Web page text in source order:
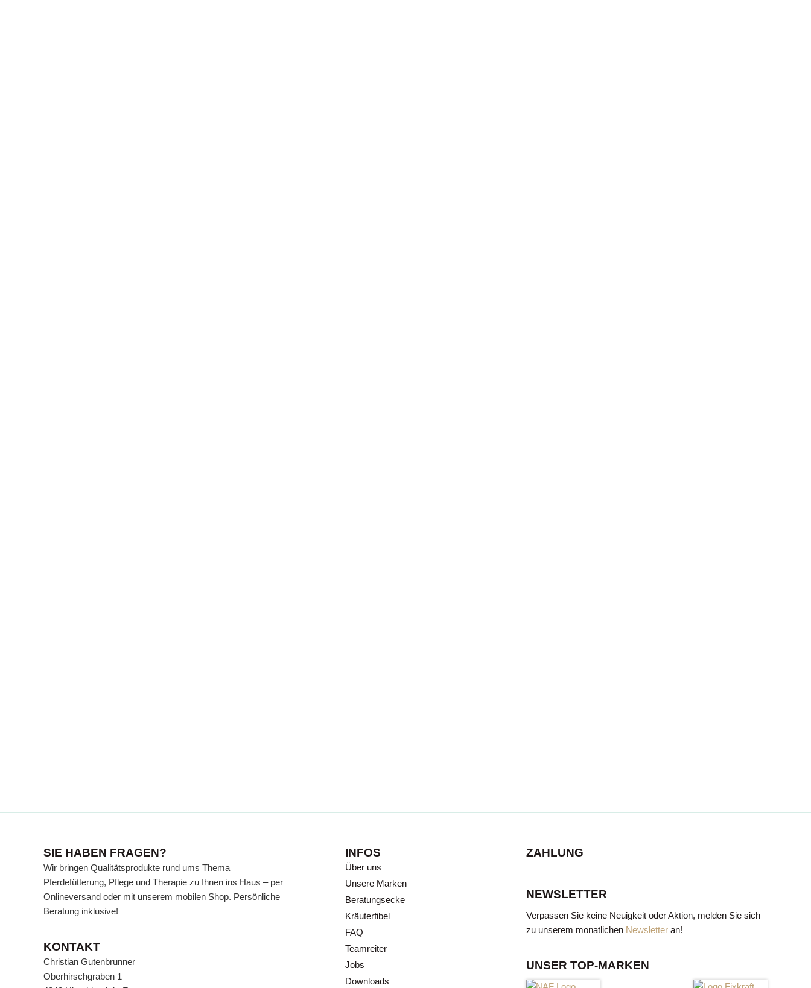
für unseren monatlichen Newsletter an und erhalten Sie
exklusive Tipps und frühzeitige Infos.
JETZT ANMELDEN
SIE HABEN FRAGEN?
Wir bringen Qualitätsprodukte rund ums Thema
Pferdefütterung, Pflege und Therapie zu Ihnen ins Haus – per
Onlineversand oder mit unserem mobilen Shop. Persönliche
Beratung inklusive!
KONTAKT
Christian Gutenbrunner
Oberhirschgraben 1
INFOS
Über uns
Unsere Marken
Beratungsecke
Kräuterfibel
FAQ
Teamreiter
Jobs
Downloads
ZAHLUNG
NEWSLETTER
Verpassen Sie keine Neuigkeit oder Aktion, melden Sie sich
zu unserem monatlichen Newsletter an!
UNSER TOP-MARKEN